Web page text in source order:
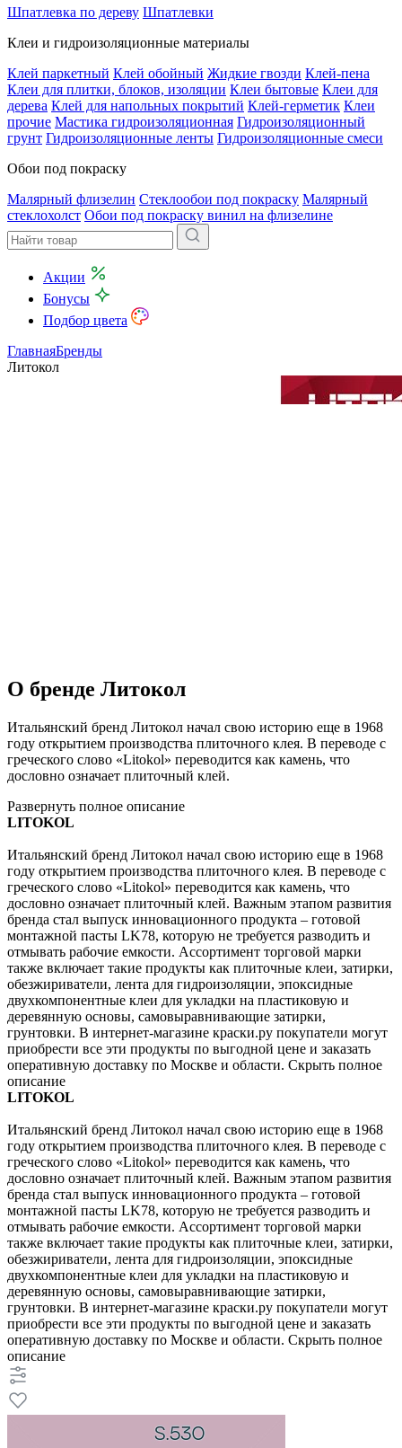
Шпатлевка по дереву Шпатлевки
Клеи и гидроизоляционные материалы
Клей паркетный Клей обойный Жидкие гвозди Клей-пена
Клеи для плитки, блоков, изоляции Клеи бытовые Клеи для
дерева Клей для напольных покрытий Клей-герметик Клеи
прочие Мастика гидроизоляционная Гидроизоляционный
грунт Гидроизоляционные ленты Гидроизоляционные смеси
Обои под покраску
Малярный флизелин Стеклообои под покраску Малярный
стеклохолст Обои под покраску винил на флизелине
Акции
Бонусы
Подбор цвета
ГлавнаяБренды
Литокол
О бренде Литокол
Итальянский бренд Литокол начал свою историю еще в 1968
году открытием производства плиточного клея. В переводе с
греческого слово «Litokol» переводится как камень, что
дословно означает плиточный клей.
Развернуть полное описание
LITOKOL
Итальянский бренд Литокол начал свою историю еще в 1968
году открытием производства плиточного клея. В переводе с
греческого слово «Litokol» переводится как камень, что
дословно означает плиточный клей. Важным этапом развития
бренда стал выпуск инновационного продукта – готовой
монтажной пасты LK78, которую не требуется разводить и
отмывать рабочие емкости. Ассортимент торговой марки
также включает такие продукты как плиточные клеи, затирки,
обезжириватели, лента для гидроизоляции, эпоксидные
двухкомпонентные клеи для укладки на пластиковую и
деревянную основы, самовыравнивающие затирки,
грунтовки. В интернет-магазине краски.ру покупатели могут
приобрести все эти продукты по выгодной цене и заказать
оперативную доставку по Москве и области. Скрыть полное
описание
LITOKOL
Итальянский бренд Литокол начал свою историю еще в 1968
году открытием производства плиточного клея. В переводе с
греческого слово «Litokol» переводится как камень, что
дословно означает плиточный клей. Важным этапом развития
бренда стал выпуск инновационного продукта – готовой
монтажной пасты LK78, которую не требуется разводить и
отмывать рабочие емкости. Ассортимент торговой марки
также включает такие продукты как плиточные клеи, затирки,
обезжириватели, лента для гидроизоляции, эпоксидные
двухкомпонентные клеи для укладки на пластиковую и
деревянную основы, самовыравнивающие затирки,
грунтовки. В интернет-магазине краски.ру покупатели могут
приобрести все эти продукты по выгодной цене и заказать
оперативную доставку по Москве и области. Скрыть полное
описание